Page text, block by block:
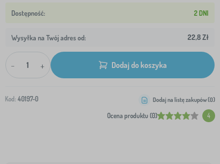
2 DNI
Wysyłka na Twój adres od: 22,8 Zł
- + Dodaj do koszyka
Kod: 40197-0
Ocena produktu (0) 4
Dodaj na listę zakupów (0)